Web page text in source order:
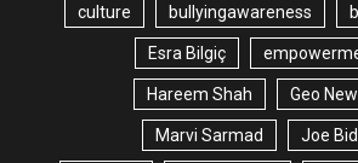
bullyingawareness
culture
Esra Bilgiç
Geo
Hareem Shah
Joe
Marvi Sarmad